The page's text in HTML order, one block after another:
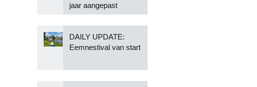
jaar aangepast
DAILY UPDATE:
Eemnestival van start